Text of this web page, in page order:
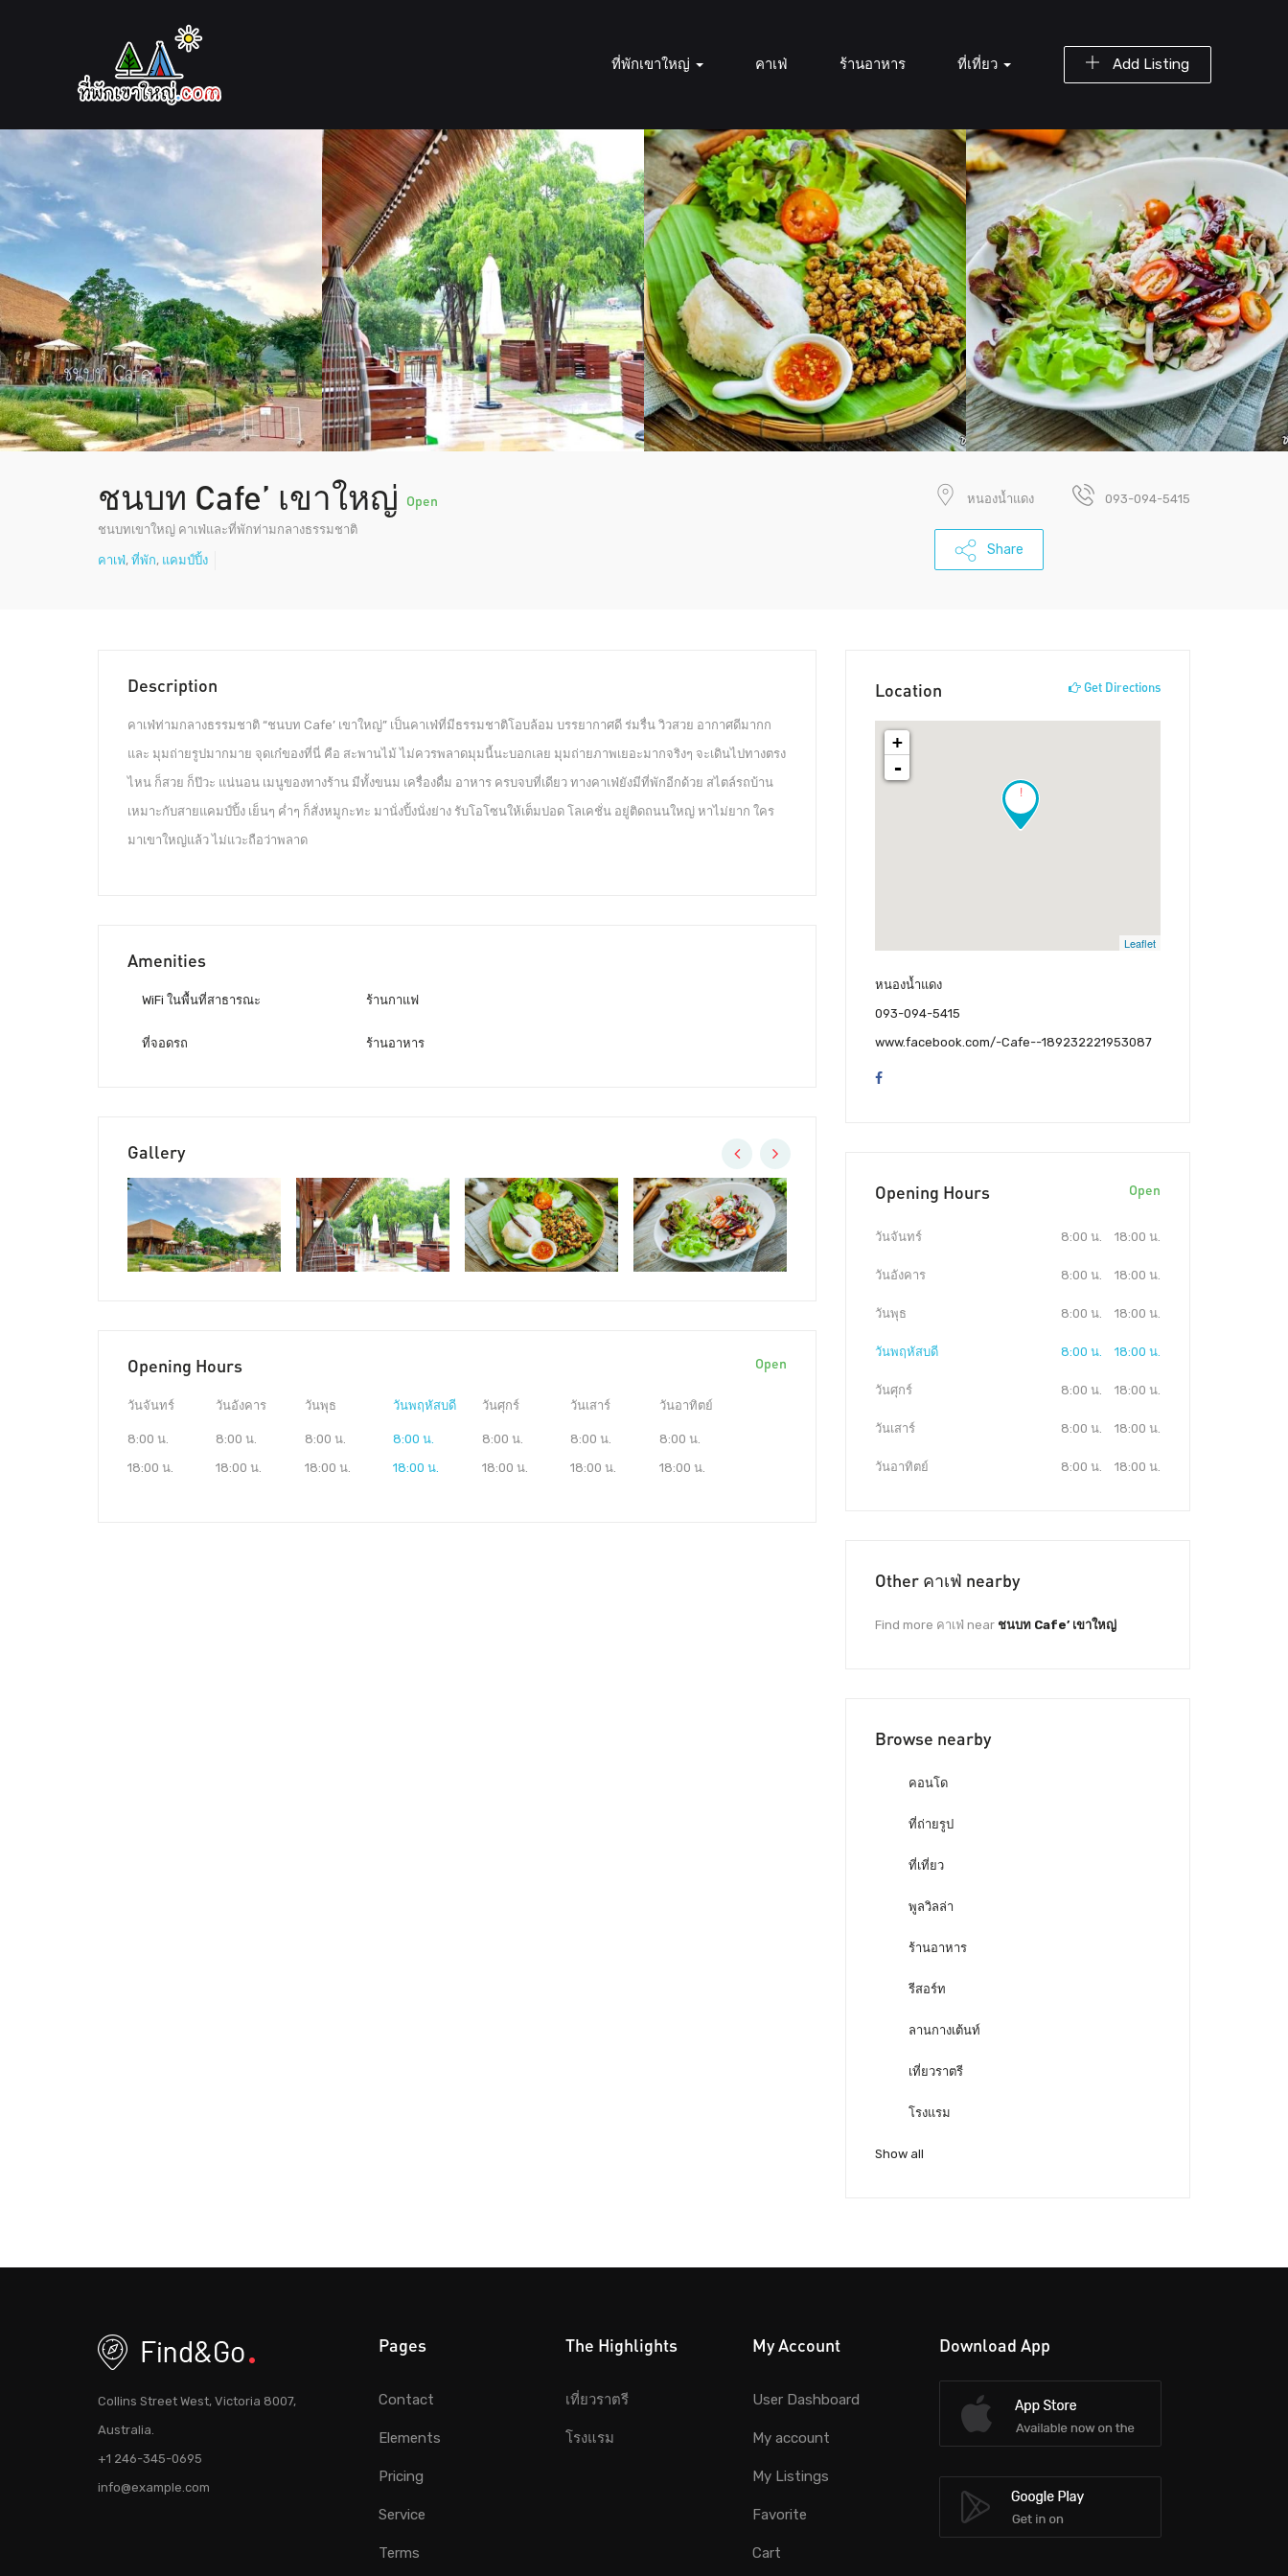
Add Listing
ที่พักเขาใหญ่ คาเฟ่ ร้านอาหาร ที่เที่ยว
ชนบท Cafe’ เขาใหญ่ Open
ชนบทเขาใหญ่ คาเฟ่และที่พักท่ามกลางธรรมชาติ
คาเฟ่, ที่พัก, แคมป์ปิ้ง
หนองน้ำแดง 093-094-5415
Share
Description
คาเฟ่ท่ามกลางธรรมชาติ “ชนบท Cafe’ เขาใหญ่” เป็นคาเฟ่ที่มีธรรมชาติโอบล้อม บรรยากาศดี ร่มรื่น วิวสวย อากาศดีมากก
และ มุมถ่ายรูปมากมาย จุดเก๋ของที่นี่ คือ สะพานไม้ ไม่ควรพลาดมุมนี้นะบอกเลย มุมถ่ายภาพเยอะมากจริงๆ จะเดินไปทางตรง
ไหน ก็สวย ก็ป๊วะ แน่นอน เมนูของทางร้าน มีทั้งขนม เครื่องดื่ม อาหาร ครบจบที่เดียว ทางคาเฟ่ยังมีที่พักอีกด้วย สไตล์รถบ้าน
เหมาะกับสายแคมป์ปิ้ง เย็นๆ ค่ำๆ ก็สั่งหมูกะทะ มานั่งปิ้งนั่งย่าง รับโอโซนให้เต็มปอด โลเคชั่น อยู่ติดถนนใหญ่ หาไม่ยาก ใคร
มาเขาใหญ่แล้ว ไม่แวะถือว่าพลาด
Amenities
WiFi ในพื้นที่สาธารณะ
ที่จอดรถ
ร้านกาแฟ
ร้านอาหาร
Gallery
Opening Hours Open
วันจันทร์
8:00 น.
18:00 น.
วันอังคาร
8:00 น.
18:00 น.
วันพุธ
8:00 น.
18:00 น.
วันพฤหัสบดี
8:00 น.
18:00 น.
วันศุกร์
8:00 น.
18:00 น.
วันเสาร์
8:00 น.
18:00 น.
วันอาทิตย์
8:00 น.
18:00 น.
Location Get Directions
!
+
-
Leaflet
หนองน้ำแดง
093-094-5415
www.facebook.com/-Cafe--189232221953087
Opening Hours Open
วันจันทร์ 8:00 น. 18:00 น.
วันอังคาร 8:00 น. 18:00 น.
วันพุธ 8:00 น. 18:00 น.
วันพฤหัสบดี 8:00 น. 18:00 น.
วันศุกร์ 8:00 น. 18:00 น.
วันเสาร์ 8:00 น. 18:00 น.
วันอาทิตย์ 8:00 น. 18:00 น.
Other คาเฟ่ nearby
Find more คาเฟ่ near ชนบท Cafe’ เขาใหญ่
Browse nearby
คอนโด
ที่ถ่ายรูป
ที่เที่ยว
พูลวิลล่า
ร้านอาหาร
รีสอร์ท
ลานกางเต้นท์
เที่ยวราตรี
โรงแรม
Show all
Collins Street West, Victoria 8007,
Australia.
+1 246-345-0695
info@example.com
Pages
Contact
Elements
Pricing
Service
Terms
The Highlights
เที่ยวราตรี
โรงแรม
My Account
User Dashboard
My account
My Listings
Favorite
Cart
Download App